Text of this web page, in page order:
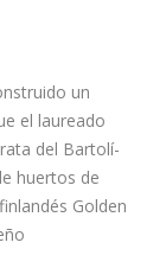
un
el laureado
del Bartolí-
huertos de
Golden